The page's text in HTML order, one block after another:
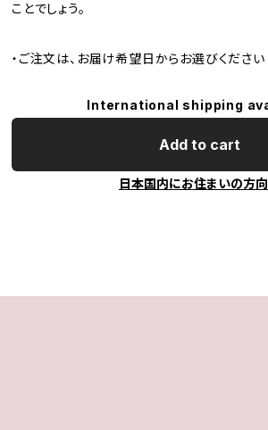
ことでしょう。
・ご注文は、お届け希望日からお選びください
International shipping
Add to cart
日本国内にお住まいの方